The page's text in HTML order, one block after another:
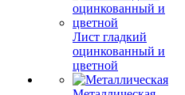
Лист гладкий
оцинкованный и
цветной